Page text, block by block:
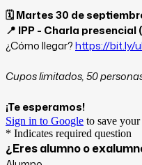
🗓️Martes 30 de
📍 IPP - Charla presencial
¿Cómo llegar?https://bit.ly/
Cupos limitados, 50
¡Te esperamos!
Sign in to Google to save your
* Indicates required question
¿Eres alumno o